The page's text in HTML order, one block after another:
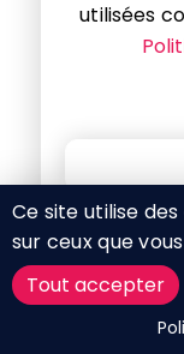
utilisées
Ce site utilise
sur ceux que
Tout accepter